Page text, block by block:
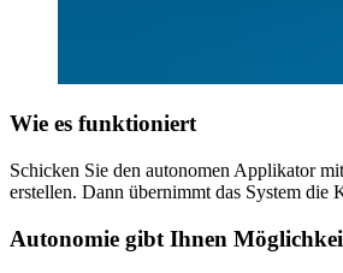
Wie es funktioniert
Schicken Sie den autonomen Applikator
erstellen. Dann übernimmt das System
Autonomie gibt Ihnen